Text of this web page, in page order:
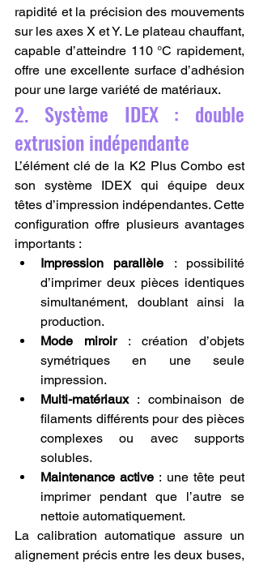
rapidité et la précision des mouvements
sur les axes X et Y. Le plateau chauffant,
capable d’atteindre 110 °C rapidement,
offre une excellente surface d’adhésion
pour une large variété de matériaux.
2. Système IDEX : double
extrusion indépendante
L’élément clé de la K2 Plus Combo est
son système IDEX qui équipe deux
têtes d’impression indépendantes. Cette
configuration offre plusieurs avantages
importants :
Impression parallèle : possibilité
d’imprimer deux pièces identiques
simultanément, doublant ainsi la
production.
Mode miroir : création d’objets
symétriques en une seule
impression.
Multi-matériaux : combinaison de
filaments différents pour des pièces
complexes ou avec supports
solubles.
Maintenance active : une tête peut
imprimer pendant que l’autre se
nettoie automatiquement.
La calibration automatique assure un
alignement précis entre les deux buses,